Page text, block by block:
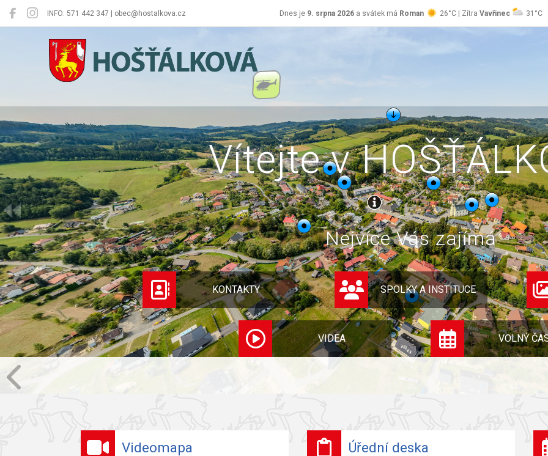
INFO: 571 442 347 | obec@hostalkova.cz Dnes je 9. srpna 2026 a svátek má Roman 26°C | Zítra Vavřinec 31°C
Hošťálková
Vítejte v
Nejvíce Vás zajímá
KONTAKTY SPOLKY A INSTITUCE
VIDEA VOLNÝ
Videomapa Úřední deska